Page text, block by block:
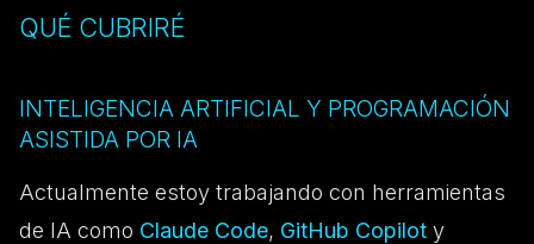
QUÉ CUBRIRÉ
INTELIGENCIA ARTIFICIAL Y PROGRAMACIÓN
ASISTIDA POR IA
Actualmente estoy trabajando con herramientas
de IA como Claude Code, GitHub Copilot y